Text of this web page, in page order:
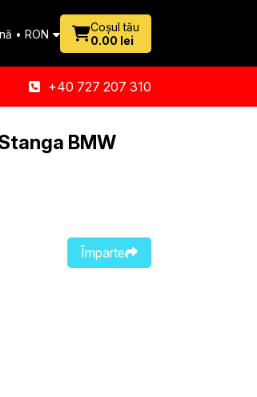
• RON
Coșul tău
0.00 lei
+40 727 207 310
BMW
Împarte